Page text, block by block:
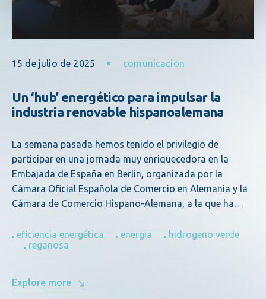
15 de julio de 2025 comunicacion
Un ‘hub’ energético para impulsar la
industria renovable hispanoalemana
La semana pasada hemos tenido el privilegio de
participar en una jornada muy enriquecedora en la
Embajada de España en Berlín, organizada por la
Cámara Oficial Española de Comercio en Alemania y la
Cámara de Comercio Hispano-Alemana, a la que ha…
eficiencia energética energia
hidrogeno verde
reganosa
Explore more